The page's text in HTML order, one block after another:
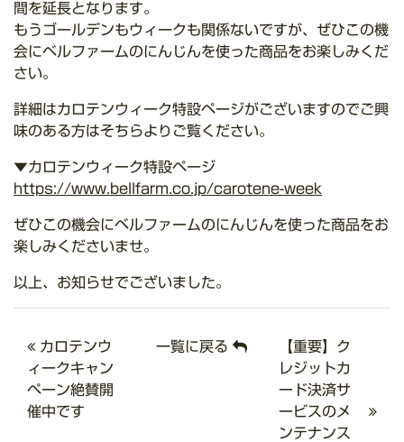
間を延長となります。
もうゴールデンもウィークも関係ないですが、ぜひこの機
会にベルファームのにんじんを使った商品をお楽しみくだ
さい。
詳細はカロテンウィーク特設ページがございますのでご興
味のある方はそちらよりご覧ください。
▼カロテンウィーク特設ページ
https://www.bellfarm.co.jp/carotene-week
ぜひこの機会にベルファームのにんじんを使った商品をお
楽しみくださいませ。
以上、お知らせでございました。
カロテンウ
ィークキャン
ペーン絶賛開
催中です
一覧に戻る
【重要】ク
レジットカ
ード決済サ
ービスのメ
ンテナンス